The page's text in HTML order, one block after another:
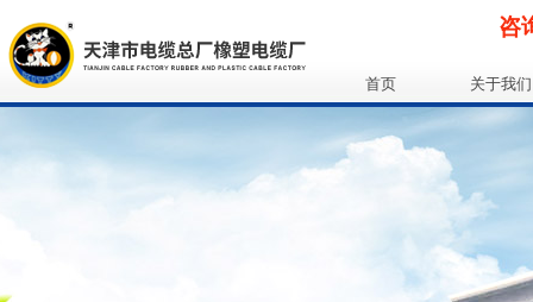
咨
首页 关于我们